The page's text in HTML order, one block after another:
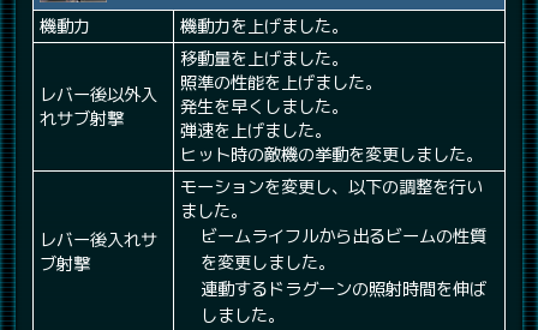
機動力 機動力を上げました。
レバー後以外入
れサブ射撃
移動量を上げました。
照準の性能を上げました。
発生を早くしました。
弾速を上げました。
ヒット時の敵機の挙動を変更しました。
レバー後入れサ
ブ射撃
モーションを変更し、以下の調整を行い
ました。
ビームライフルから出るビームの性質
を変更しました。
連動するドラグーンの照射時間を伸ば
しました。